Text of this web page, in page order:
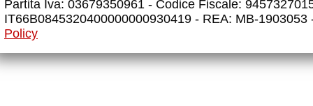
Partita Iva: 03679350961 - Codice Fiscale:
IT66B0845320400000000930419 - REA: MB-
Policy